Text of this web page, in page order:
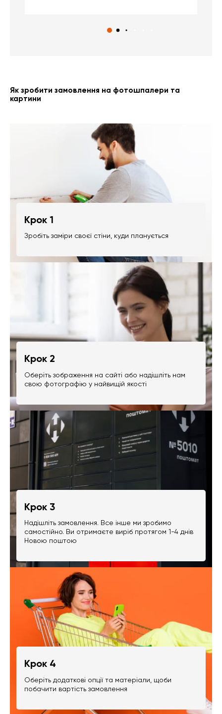
Як зробити замовлення на фотошпалери та
картини
Крок 1
Зробіть заміри своєї стіни, куди планується
Крок 2
Оберіть зображення на сайті або надішліть нам
свою фотографію у найвищій якості
Крок 3
Надішліть замовлення. Все інше ми зробимо
самостійно. Ви отримаєте виріб протягом 1-4 днів
Новою поштою
Крок 4
Оберіть додаткові опції та матеріали, щоби
побачити вартість замовлення